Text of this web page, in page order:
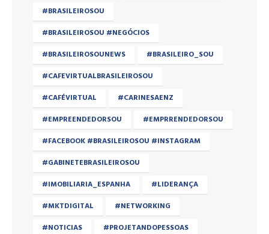
#BRASILEIROSOU
#BRASILEIROSOU #NEGÓCIOS
#BRASILEIROSOUNEWS
#BRASILEIRO_SOU
#CAFEVIRTUALBRASILEIROSOU
#CAFÉVIRTUAL
#CARINESAENZ
#EMPREENDEDORSOU
#EMPRRENDEDORSOU
#FACEBOOK #BRASILEIROSOU #INSTAGRAM
#GABINETEBRASILEIROSOU
#IMOBILIARIA_ESPANHA
#LIDERANÇA
#MKTDIGITAL
#NETWORKING
#NOTICIAS
#PROJETANDOPESSOAS